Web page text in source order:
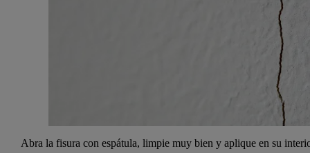
Abra la fisura con espátula, limpie muy bien y aplique en su